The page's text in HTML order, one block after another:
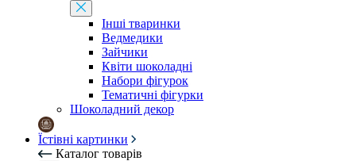
Інші тваринки
Ведмедики
Зайчики
Квіти шоколадні
Набори фігурок
Тематичні фігурки
Шоколадний декор
Їстівні картинки
Каталог товарів